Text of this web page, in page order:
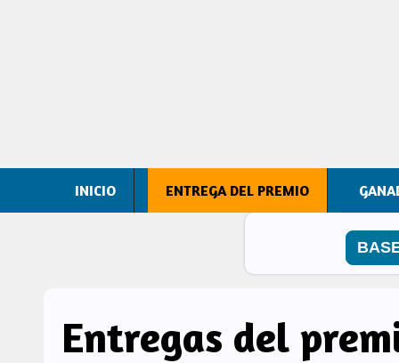
INICIO ENTREGA DEL PREMIO
Entregas del